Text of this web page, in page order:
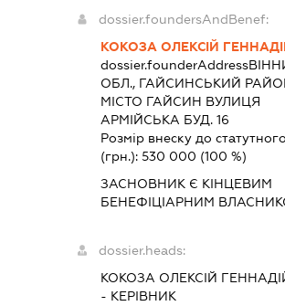
dossier.foundersAndBenef:
КОКОЗА ОЛЕКСІЙ
dossier.founderAddress
ОБЛ., ГАЙСИНСЬКИЙ
МІСТО ГАЙСИН ВУЛИЦЯ
АРМІЙСЬКА БУД. 16
Розмір внеску до
(грн.): 530 000 (100 %)
ЗАСНОВНИК Є КІНЦЕВИМ
БЕНЕФІЦІАРНИМ
dossier.heads:
КОКОЗА ОЛЕКСІЙ
- КЕРІВНИК